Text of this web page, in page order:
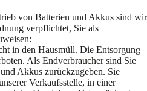
von Batterien und Akkus sind wir
verpflichtet, Sie als
in den Hausmüll. Die Entsorgung
Als Endverbraucher sind Sie
Akkus zurückzugeben. Sie
Verkaufsstelle, in einer